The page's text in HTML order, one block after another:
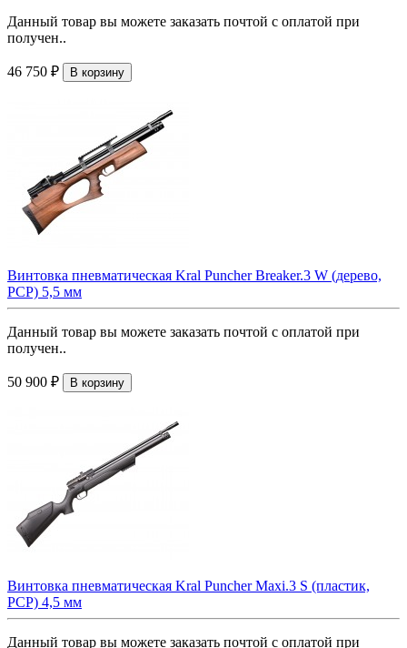
Данный товар вы можете заказать почтой с оплатой при
получен..
46 750 ₽ В корзину
Винтовка пневматическая Kral Puncher Breaker.3 W (дерево,
PCP) 5,5 мм
Данный товар вы можете заказать почтой с оплатой при
получен..
50 900 ₽ В корзину
Винтовка пневматическая Kral Puncher Maxi.3 S (пластик,
PCP) 4,5 мм
Данный товар вы можете заказать почтой с оплатой при